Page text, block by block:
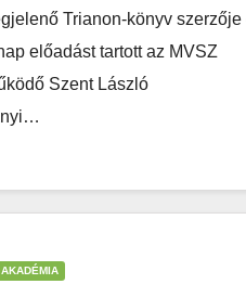
németekről
Trianon-könyv szerzője
előadást tartott az MVSZ
Szent László